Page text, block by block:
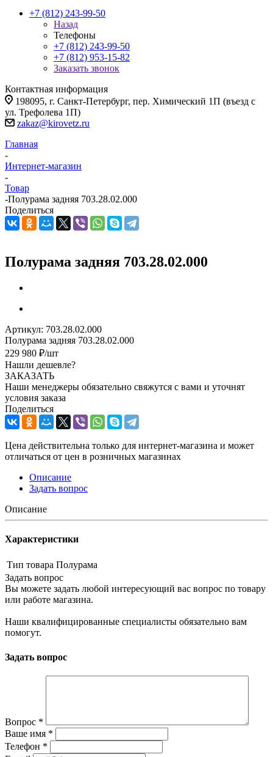
+7 (812) 243-99-50
Назад
Телефоны
+7 (812) 243-99-50
+7 (812) 953-15-82
Заказать звонок
Контактная информация
198095, г. Санкт-Петербург, пер. Химический 1П (въезд с
ул. Трефолева 1П)
zakaz@kirovetz.ru
Главная
-
Интернет-магазин
-
Товар
-Полурама задняя 703.28.02.000
Поделиться
Полурама задняя 703.28.02.000
Артикул: 703.28.02.000
Полурама задняя 703.28.02.000
229 980 ₽/шт
Нашли дешевле?
ЗАКАЗАТЬ
Наши менеджеры обязательно свяжутся с вами и уточнят
условия заказа
Поделиться
Цена действительна только для интернет-магазина и может
отличаться от цен в розничных магазинах
Описание
Задать вопрос
Описание
Характеристики
Тип товара Полурама
Задать вопрос
Вы можете задать любой интересующий вас вопрос по товару
или работе магазина.
Наши квалифицированные специалисты обязательно вам
помогут.
Задать вопрос
Вопрос *
Ваше имя *
Телефон *